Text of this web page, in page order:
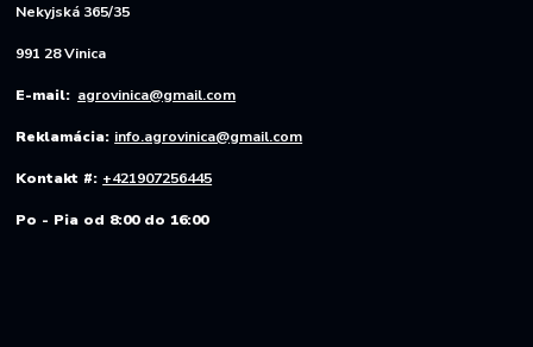
Nekyjská 365/35
991 28 Vinica
E-mail: agrovinica@gmail.com
Reklamácia: info.agrovinica@gmail.com
Kontakt #: +421907256445
Po - Pia od 8:00 do 16:00